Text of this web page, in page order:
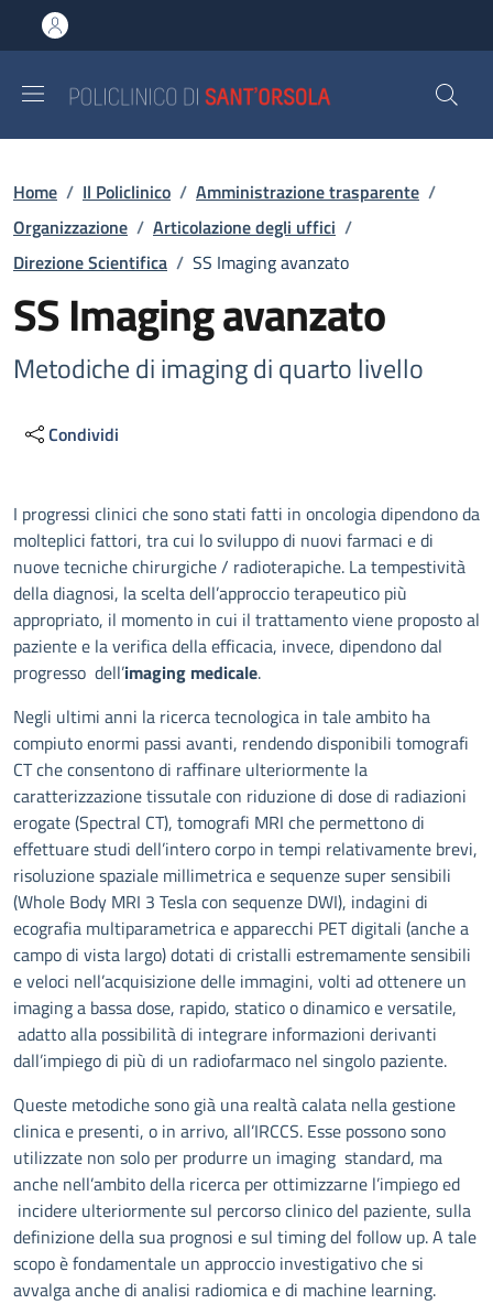
al contenuto principale
to footer content
Briciole di pane
Home / Il Policlinico / Amministrazione trasparente /
Organizzazione / Articolazione degli uffici /
Direzione Scientifica / SS Imaging avanzato
SS Imaging avanzato
Metodiche di imaging di quarto livello
Condividi
Descrizione
I progressi clinici che sono stati fatti in oncologia dipendono da
molteplici fattori, tra cui lo sviluppo di nuovi farmaci e di
nuove tecniche chirurgiche / radioterapiche. La tempestività
della diagnosi, la scelta dell’approccio terapeutico più
appropriato, il momento in cui il trattamento viene proposto al
paziente e la verifica della efficacia, invece, dipendono dal
progresso dell’imaging medicale.
Negli ultimi anni la ricerca tecnologica in tale ambito ha
compiuto enormi passi avanti, rendendo disponibili tomografi
CT che consentono di raffinare ulteriormente la
caratterizzazione tissutale con riduzione di dose di radiazioni
erogate (Spectral CT), tomografi MRI che permettono di
effettuare studi dell’intero corpo in tempi relativamente brevi,
risoluzione spaziale millimetrica e sequenze super sensibili
(Whole Body MRI 3 Tesla con sequenze DWI), indagini di
ecografia multiparametrica e apparecchi PET digitali (anche a
campo di vista largo) dotati di cristalli estremamente sensibili
e veloci nell’acquisizione delle immagini, volti ad ottenere un
imaging a bassa dose, rapido, statico o dinamico e versatile,
adatto alla possibilità di integrare informazioni derivanti
dall’impiego di più di un radiofarmaco nel singolo paziente.
Queste metodiche sono già una realtà calata nella gestione
clinica e presenti, o in arrivo, all’IRCCS. Esse possono sono
utilizzate non solo per produrre un imaging standard, ma
anche nell’ambito della ricerca per ottimizzarne l’impiego ed
incidere ulteriormente sul percorso clinico del paziente, sulla
definizione della sua prognosi e sul timing del follow up. A tale
scopo è fondamentale un approccio investigativo che si
avvalga anche di analisi radiomica e di machine learning.